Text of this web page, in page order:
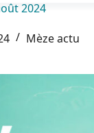
2024
Mèze actu